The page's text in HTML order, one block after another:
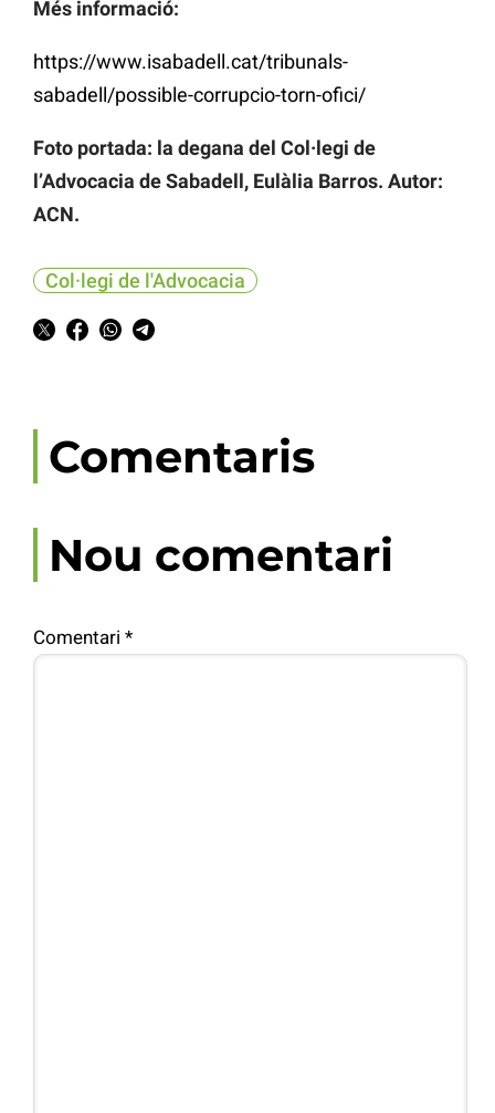
Més informació:
https://www.isabadell.cat/tribunals-
sabadell/possible-corrupcio-torn-ofici/
Foto portada: la degana del Col·legi de
l’Advocacia de Sabadell, Eulàlia Barros. Autor:
ACN.
Col·legi de l'Advocacia
Comentaris
Nou comentari
Comentari *